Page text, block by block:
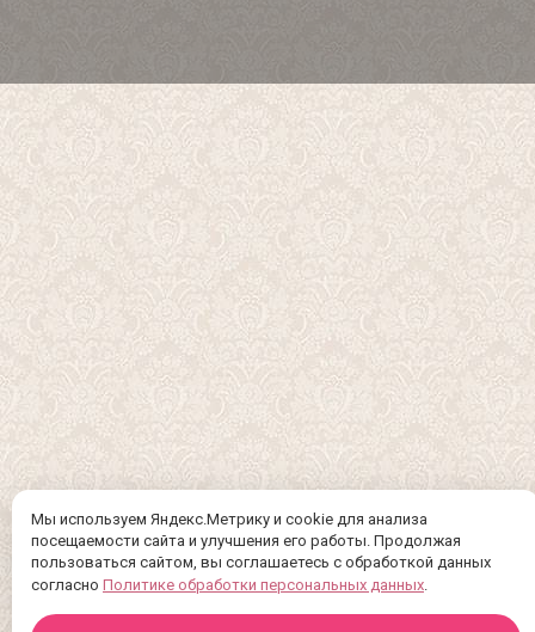
Мы используем Яндекс.Метрику и cookie для анализа
посещаемости сайта и улучшения его работы. Продолжая
пользоваться сайтом, вы соглашаетесь с обработкой данных
согласно Политике обработки персональных данных.